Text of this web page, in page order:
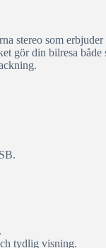
stereo som
gör din bilresa
tydlig visning.